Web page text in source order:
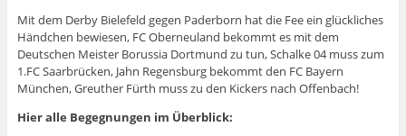
Mit dem Derby Bielefeld gegen Paderborn hat die Fee ein glückliches
Händchen bewiesen, FC Oberneuland bekommt es mit dem
Deutschen Meister Borussia Dortmund zu tun, Schalke 04 muss zum
1.FC Saarbrücken, Jahn Regensburg bekommt den FC Bayern
München, Greuther Fürth muss zu den Kickers nach Offenbach!
Hier alle Begegnungen im Überblick: